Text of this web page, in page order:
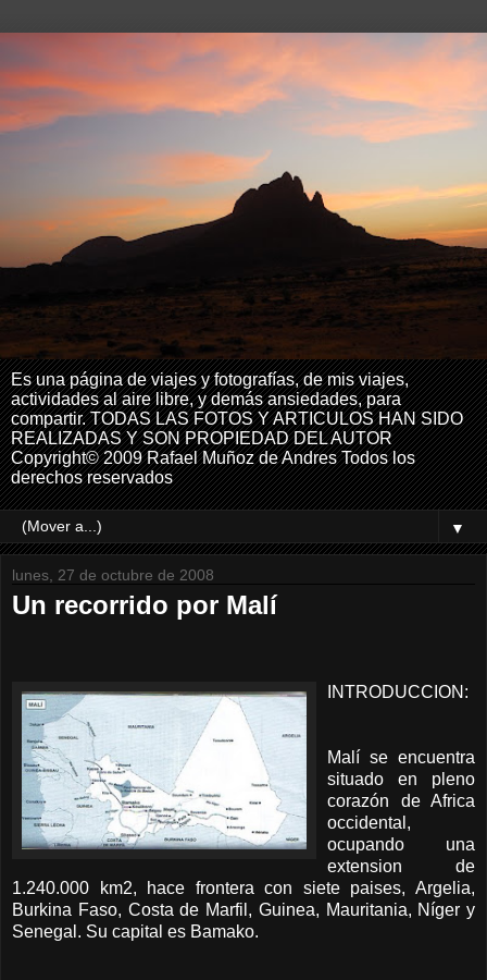
Es una página de viajes y fotografías, de mis viajes,
actividades al aire libre, y demás ansiedades, para
compartir. TODAS LAS FOTOS Y ARTICULOS HAN SIDO
REALIZADAS Y SON PROPIEDAD DEL AUTOR
Copyright© 2009 Rafael Muñoz de Andres Todos los
derechos reservados
▼
lunes, 27 de octubre de 2008
Un recorrido por Malí
INTRODUCCION:
Malí se encuentra
situado en pleno
corazón de Africa
occidental,
ocupando una
extension de
1.240.000 km2, hace frontera con siete paises, Argelia,
Burkina Faso, Costa de Marfil, Guinea, Mauritania, Níger y
Senegal. Su capital es Bamako.